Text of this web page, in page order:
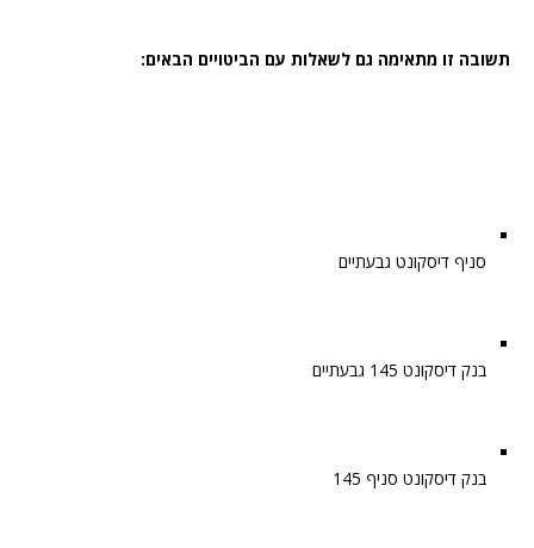
תשובה זו מתאימה גם לשאלות עם הביטויים הבאים:
סניף דיסקונט גבעתיים
בנק דיסקונט 145 גבעתיים
בנק דיסקונט סניף 145